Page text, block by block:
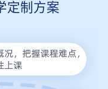
定制方案